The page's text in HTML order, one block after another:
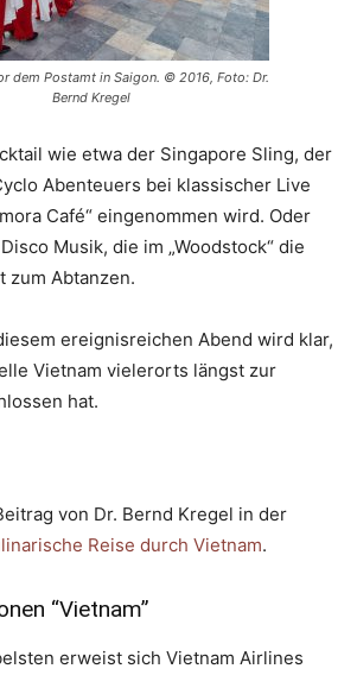
dem Postamt in Saigon. © 2016, Foto: Dr.
Bernd Kregel
wie etwa der Singapore Sling, der
Abenteuers bei klassischer Live
Café“ eingenommen wird. Oder
Musik, die im „Woodstock“ die
zum Abtanzen.
ereignisreichen Abend wird klar,
Vietnam vielerorts längst zur
hat.
von Dr. Bernd Kregel in der
Reise durch Vietnam.
“Vietnam”
erweist sich Vietnam Airlines